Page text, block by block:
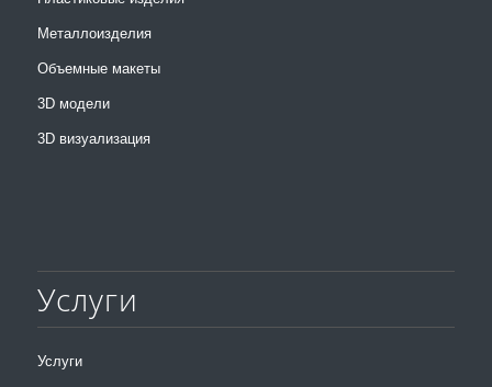
Металлоизделия
Объемные макеты
3D модели
3D визуализация
Услуги
Услуги